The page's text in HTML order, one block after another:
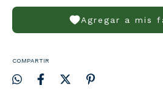
Agregar a mis
COMPARTIR